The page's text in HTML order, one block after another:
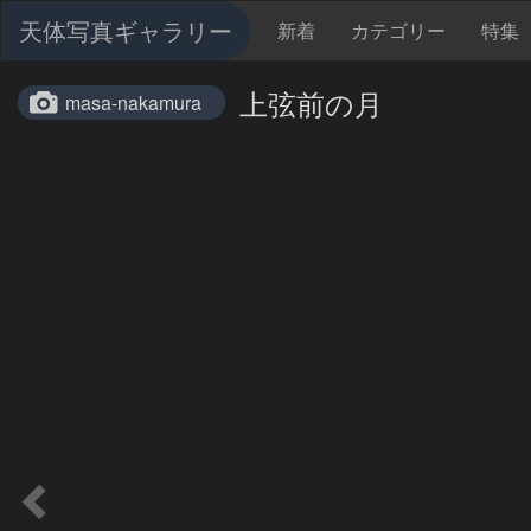
天体写真ギャラリー 新着 カテゴリー 特集
masa-nakamura 上弦前の月